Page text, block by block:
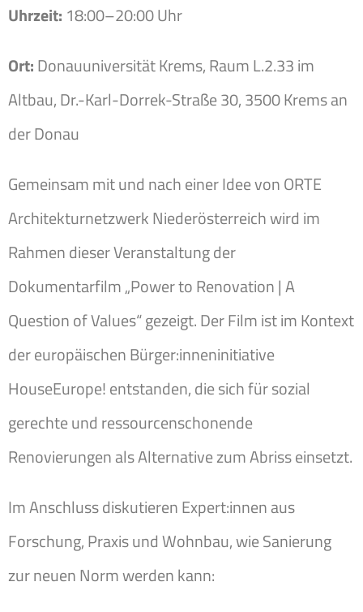
Uhrzeit: 18:00–20:00 Uhr
Ort:Donauuniversität Krems, Raum L.2.33 im
Altbau, Dr.-Karl-Dorrek-Straße 30, 3500 Krems an
der Donau
Gemeinsam mit und nach einer Idee von ORTE
Architekturnetzwerk Niederösterreich wird im
Rahmen dieser Veranstaltung der
Dokumentarfilm„Power to Renovation | A
Question of Values“gezeigt.Der Film ist im Kontext
der europäischen Bürger:inneninitiative
HouseEurope! entstanden, die sich für sozial
gerechte und ressourcenschonende
Renovierungen als Alternative zum Abriss einsetzt.
Im Anschluss diskutieren Expert:innen aus
Forschung, Praxis und Wohnbau, wie Sanierung
zur neuen Norm werden kann: